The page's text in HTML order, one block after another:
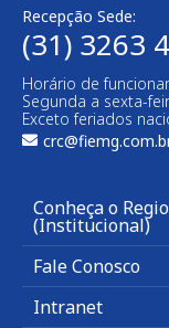
Recepção Sede:
(31) 3263
Horário de
Segunda a sexta-
Exceto feriados
Conheça o
(Institucional)
Fale Conosco
Intranet